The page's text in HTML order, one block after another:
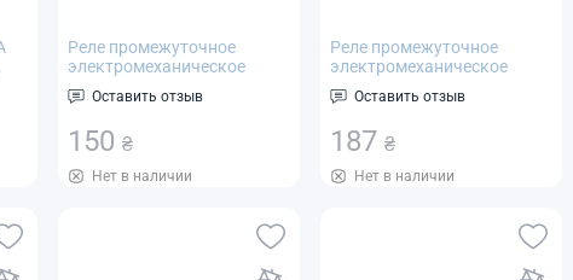
Реле промежуточное
электромеханическое
HH54P (MY4P, MY4NJ) 24В,
5A с контактной
Оставить отзыв
150 ₴
Нет в наличии
Реле промежуточное
электромеханическое
HH64P (LY4NJ) 240VAC, 10A
с контактной площадкой
Оставить отзыв
187 ₴
Нет в наличии